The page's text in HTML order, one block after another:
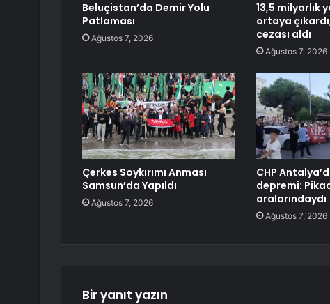
Beluçistan’da Demir Yolu
Patlaması
Ağustos 7, 2026
13,5 milyarlık
ortaya çıkardı,
cezası aldı
Ağustos 7, 2026
Çerkes Soykırımı Anması
Samsun’da Yapıldı
Ağustos 7, 2026
CHP
depremi:
aralarındaydı
Ağustos 7, 2026
Bir yanıt yazın